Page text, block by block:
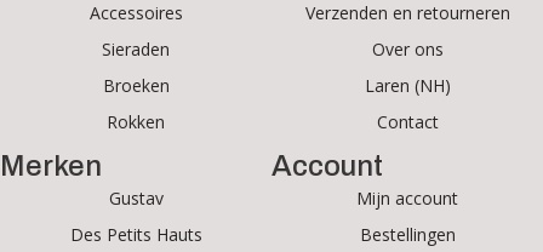
Accessoires
Sieraden
Broeken
Rokken
Merken
Gustav
Des Petits Hauts
Verzenden en retourneren
Over ons
Laren (NH)
Contact
Account
Mijn account
Bestellingen